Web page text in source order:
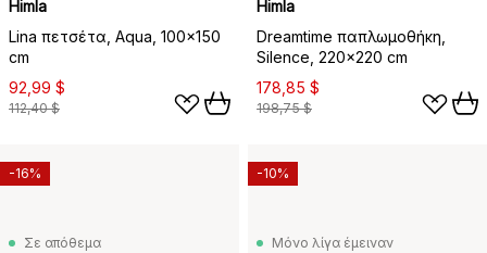
Himla
Lina πετσέτα, Aqua, 100x150
cm
92,99 $
112,40 $
Himla
Dreamtime παπλωμοθήκη,
Silence, 220x220 cm
178,85 $
198,75 $
Σε απόθεμα
-16%
Μόνο λίγα έμειναν
-10%